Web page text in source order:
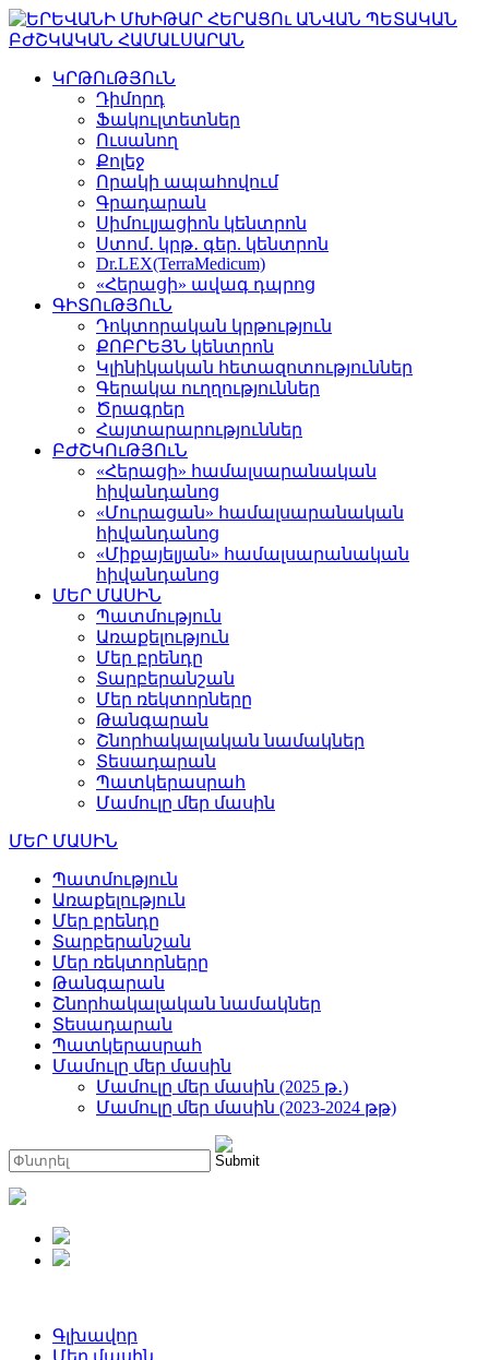
ԿՐԹՈւԹՅՈւՆ
Դիմորդ
Ֆակուլտետներ
Ուսանող
Քոլեջ
Որակի ապահովում
Գրադարան
Սիմուլյացիոն կենտրոն
Ստոմ․ կրթ․ գեր. կենտրոն
Dr.LEX(TerraMedicum)
«Հերացի» ավագ դպրոց
ԳԻՏՈւԹՅՈւՆ
Դոկտորական կրթություն
ՔՈԲՐԵՅՆ կենտրոն
Կլինիկական հետազոտություններ
Գերակա ուղղություններ
Ծրագրեր
Հայտարարություններ
ԲԺՇԿՈւԹՅՈւՆ
«Հերացի» համալսարանական
հիվանդանոց
«Մուրացան» համալսարանական
հիվանդանոց
«Միքայելյան» համալսարանական
հիվանդանոց
ՄԵՐ ՄԱՍԻՆ
Պատմություն
Առաքելություն
Մեր բրենդը
Տարբերանշան
Մեր ռեկտորները
Թանգարան
Շնորհակալական նամակներ
Տեսադարան
Պատկերասրահ
Մամուլը մեր մասին
ՄԵՐ ՄԱՍԻՆ
Պատմություն
Առաքելություն
Մեր բրենդը
Տարբերանշան
Մեր ռեկտորները
Թանգարան
Շնորհակալական նամակներ
Տեսադարան
Պատկերասրահ
Մամուլը մեր մասին
Մամուլը մեր մասին (2025 թ․)
Մամուլը մեր մասին (2023-2024 թթ)
Գլխավոր
Մեր մասին